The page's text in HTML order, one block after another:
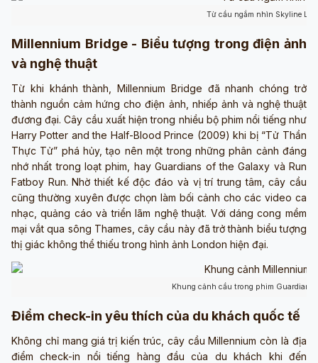
Từ cầu ngắm nhìn Skyline
Millennium Bridge - Biểu tượng trong điện ảnh
và nghệ thuật
Từ khi khánh thành, Millennium Bridge đã nhanh chóng trở
thành nguồn cảm hứng cho điện ảnh, nhiếp ảnh và nghệ thuật
đương đại. Cây cầu xuất hiện trong nhiều bộ phim nổi tiếng như
Harry Potter and the Half-Blood Prince (2009) khi bị “Tử Thần
Thực Tử” phá hủy, tạo nên một trong những phân cảnh đáng
nhớ nhất trong loạt phim, hay Guardians of the Galaxy và Run
Fatboy Run. Nhờ thiết kế độc đáo và vị trí trung tâm, cây cầu
cũng thường xuyên được chọn làm bối cảnh cho các video ca
nhạc, quảng cáo và triển lãm nghệ thuật. Với dáng cong mềm
mại vắt qua sông Thames, cây cầu này đã trở thành biểu tượng
thị giác không thể thiếu trong hình ảnh London hiện đại.
Khung cảnh cầu trong phim
Điểm check-in yêu thích của du khách quốc tế
Không chỉ mang giá trị kiến trúc, cây cầu Millennium còn là địa
điểm check-in nổi tiếng hàng đầu của du khách khi đến